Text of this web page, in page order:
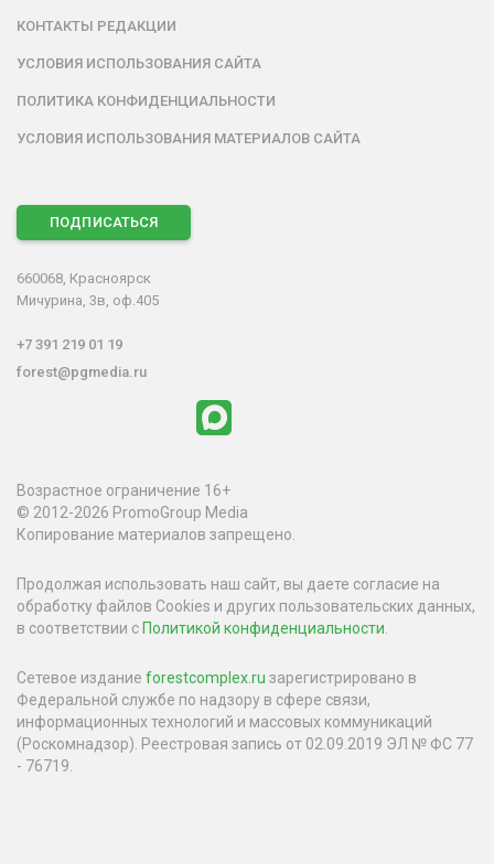
КОНТАКТЫ РЕДАКЦИИ
УСЛОВИЯ ИСПОЛЬЗОВАНИЯ САЙТА
ПОЛИТИКА КОНФИДЕНЦИАЛЬНОСТИ
УСЛОВИЯ ИСПОЛЬЗОВАНИЯ МАТЕРИАЛОВ САЙТА
ПОДПИСАТЬСЯ
660068, Красноярск
Мичурина, 3в, оф.405
+7 391 219 01 19
forest@pgmedia.ru
Возрастное ограничение 16+
© 2012-2026 PromoGroup Media
Копирование материалов запрещено.
Продолжая использовать наш сайт, вы даете согласие на
обработку файлов Cookies и других пользовательских данных,
в соответствии с Политикой конфиденциальности.
Сетевое издание forestcomplex.ru зарегистрировано в
Федеральной службе по надзору в сфере связи,
информационных технологий и массовых коммуникаций
(Роскомнадзор). Реестровая запись от 02.09.2019 ЭЛ № ФС 77
- 76719.